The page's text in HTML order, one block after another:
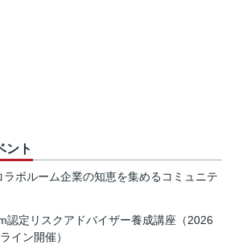
ント
ラボルーム企業の知恵を集めるコミュニテ
認定リスクアドバイザー養成講座（2026
イン開催）